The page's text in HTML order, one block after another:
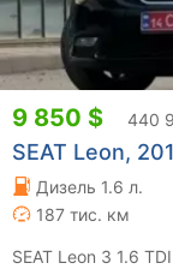
9 850 $ 440
SEAT Leon,
Дизель 1.6 л.
187 тис. км
SEAT Leon 3 1.6